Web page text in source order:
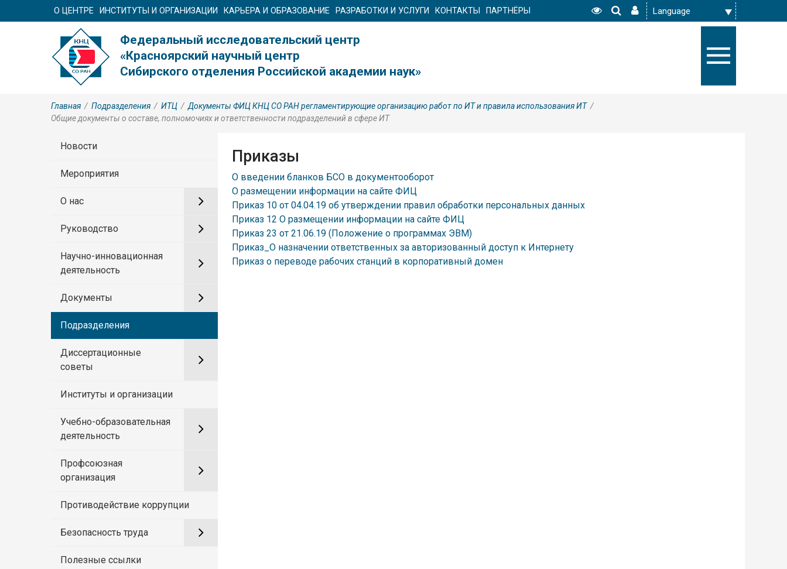
О ЦЕНТРЕ ИНСТИТУТЫ И ОРГАНИЗАЦИИ КАРЬЕРА И ОБРАЗОВАНИЕ РАЗРАБОТКИ И УСЛУГИ КОНТАКТЫ ПАРТНЁРЫ
Федеральный исследовательский центр
«Красноярский научный центр
Сибирского отделения Российской академии наук»
Главная / Подразделения / ИТЦ / Документы ФИЦ КНЦ СО РАН регламентирующие организацию работ по ИТ и правила использования ИТ /
Общие документы о составе, полномочиях и ответственности подразделений в сфере ИТ
Новости
Мероприятия
О нас
Руководство
Научно-инновационная
деятельность
Документы
Подразделения
Диссертационные
советы
Институты и организации
Учебно-образовательная
деятельность
Профсоюзная
организация
Противодействие коррупции
Безопасность труда
Полезные ссылки
Приказы
О введении бланков БСО в документооборот
О размещении информации на сайте ФИЦ
Приказ 10 от 04.04.19 об утверждении правил обработки персональных данных
Приказ 12 О размещении информации на сайте ФИЦ
Приказ 23 от 21.06.19 (Положение о программах ЭВМ)
Приказ_О назначении ответственных за авторизованный доступ к Интернету
Приказ о переводе рабочих станций в корпоративный домен